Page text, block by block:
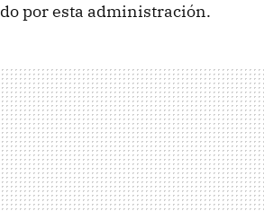
por esta administración.